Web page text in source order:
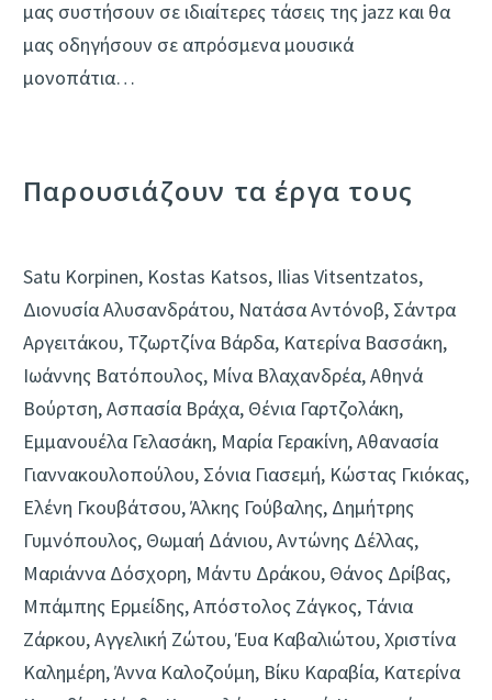
μας συστήσουν σε ιδιαίτερες τάσεις της jazz και θα
μας οδηγήσουν σε απρόσμενα μουσικά
μονοπάτια…
Παρουσιάζουν τα έργα τους
Satu Korpinen, Kostas Katsos, Ilias Vitsentzatos,
Διονυσία Αλυσανδράτου, Νατάσα Αντόνοβ, Σάντρα
Αργειτάκου, Τζωρτζίνα Βάρδα, Κατερίνα Βασσάκη,
Ιωάννης Βατόπουλος, Μίνα Βλαχανδρέα, Αθηνά
Βούρτση, Ασπασία Βράχα, Θένια Γαρτζολάκη,
Εμμανουέλα Γελασάκη, Μαρία Γερακίνη, Αθανασία
Γιαννακουλοπούλου, Σόνια Γιασεμή, Κώστας Γκιόκας,
Ελένη Γκουβάτσου, Άλκης Γούβαλης, Δημήτρης
Γυμνόπουλος, Θωμαή Δάνιου, Αντώνης Δέλλας,
Μαριάννα Δόσχορη, Μάντυ Δράκου, Θάνος Δρίβας,
Μπάμπης Ερμείδης, Απόστολος Ζάγκος, Τάνια
Ζάρκου, Αγγελική Ζώτου, Έυα Καβαλιώτου, Χριστίνα
Καλημέρη, Άννα Καλοζούμη, Βίκυ Καραβία, Κατερίνα